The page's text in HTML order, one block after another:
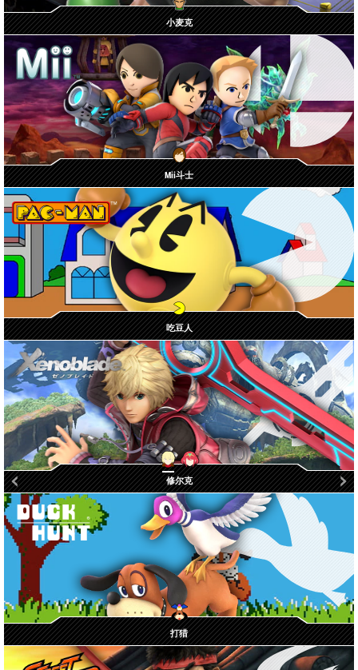
小麦克
Mii斗士
吃豆人
修尔克
焰 / 光
打猎